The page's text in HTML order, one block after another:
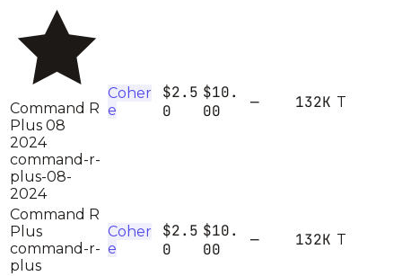
Command R
Plus 08
2024
command-r-
plus-08-
2024
Coher
e
$2.5
0
$10.
00
— 132K T
Command R
Plus
command-r-
plus
Coher
e
$2.5
0
$10.
00
— 132K T